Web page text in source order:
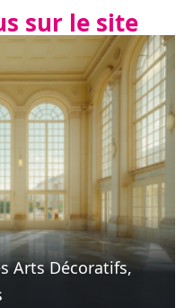
sur le site
Arts Décoratifs,